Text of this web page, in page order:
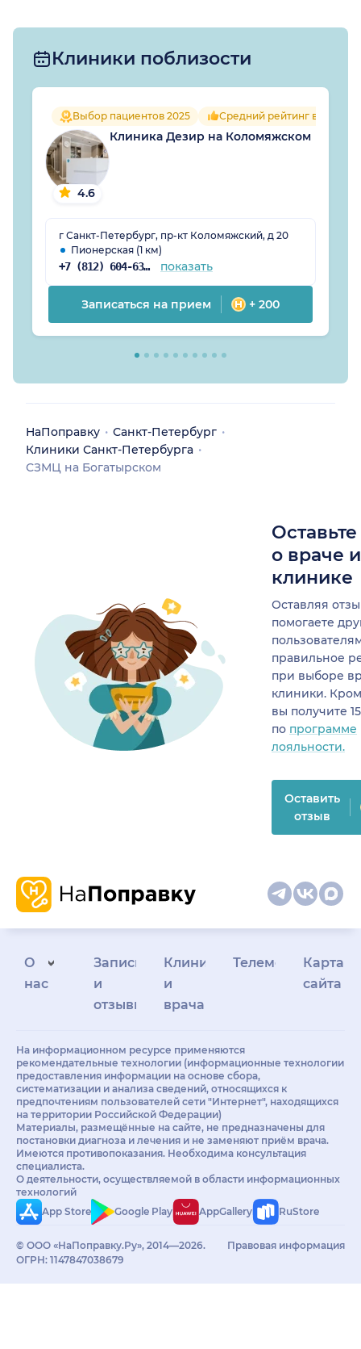
Клиники поблизости
Выбор пациентов 2025 Средний рейтинг врачей
4.6
Клиника Дезир на Коломяжском
г Санкт-Петербург, пр-кт Коломяжский, д 20
Пионерская (1 км)
+7 (812) 604-63-57 показать
Записаться на прием + 200
НаПоправку
Санкт-Петербург
Клиники Санкт-Петербурга
СЗМЦ на Богатырском
о враче
клинике
Оставляя
помогаете
правильное
при выборе
клиники.
вы получите
по программе
лояльности.
Оставить
отзыв
О
нас
Запись
и
отзывы
Клиникам
и
врачам
Телемедицина
Карта
сайта
На информационном ресурсе применяются
рекомендательные технологии (информационные технологии
предоставления информации на основе сбора,
систематизации и анализа сведений, относящихся к
предпочтениям пользователей сети "Интернет", находящихся
на территории Российской Федерации)
Материалы, размещённые на сайте, не предназначены для
постановки диагноза и лечения и не заменяют приём врача.
Имеются противопоказания. Необходима консультация
специалиста.
О деятельности, осуществляемой в области информационных
технологий
App Store
Google Play AppGallery RuStore
© ООО «НаПоправку.Ру», 2014—2026.
ОГРН: 1147847038679
Правовая информация